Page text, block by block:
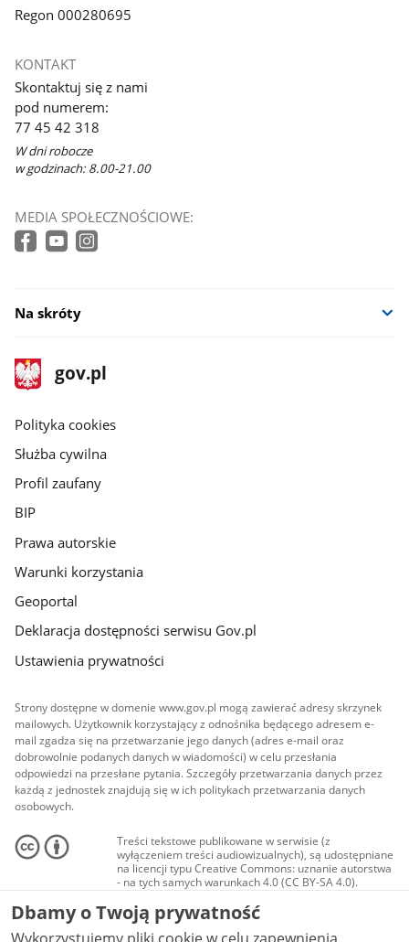
Regon 000280695
KONTAKT
Skontaktuj się z nami
pod numerem:
77 45 42 318
W dni robocze
w godzinach: 8.00-21.00
MEDIA SPOŁECZNOŚCIOWE:
Na skróty
stopka
gov.pl
Strona
gov.pl
gov.pl
Polityka cookies
Służba cywilna
Profil zaufany
BIP
Prawa autorskie
Warunki korzystania
Geoportal
Deklaracja dostępności serwisu Gov.pl
Ustawienia prywatności
Strony dostępne w domenie www.gov.pl mogą zawierać adresy skrzynek
mailowych. Użytkownik korzystający z odnośnika będącego adresem e-
mail zgadza się na przetwarzanie jego danych (adres e-mail oraz
dobrowolnie podanych danych w wiadomości) w celu przesłania
odpowiedzi na przesłane pytania. Szczegóły przetwarzania danych przez
każdą z jednostek znajdują się w ich politykach przetwarzania danych
osobowych.
Treści tekstowe publikowane w serwisie (z
wyłączeniem treści audiowizualnych), są udostępniane
na licencji typu Creative Commons: uznanie autorstwa
- na tych samych warunkach 4.0 (CC BY-SA 4.0).
Materiały audiowizualne, w tym zdjęcia, materiały
audio i wideo, są udostępniane na licencji typu
Creative Commons: uznanie autorstwa użycie
niekomercyjne - bez utworów zależnych 4.0 (CC BY-
Dbamy o Twoją prywatność